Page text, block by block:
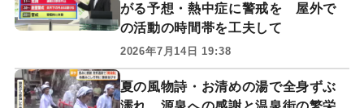
がる予想・熱中症に警戒を 屋外で
の活動の時間帯を工夫して
2026年7月14日 19:38
夏の風物詩・お清めの湯で全身ずぶ